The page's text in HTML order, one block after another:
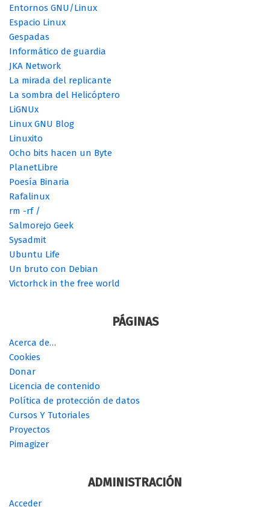
Entornos GNU/Linux
Espacio Linux
Gespadas
Informático de guardia
JKA Network
La mirada del replicante
La sombra del Helicóptero
LiGNUx
Linux GNU Blog
Linuxito
Ocho bits hacen un Byte
PlanetLibre
Poesía Binaria
Rafalinux
rm -rf /
Salmorejo Geek
Sysadmit
Ubuntu Life
Un bruto con Debian
Victorhck in the free world
PÁGINAS
Acerca de…
Cookies
Donar
Licencia de contenido
Política de protección de datos
Cursos Y Tutoriales
Proyectos
Pimagizer
ADMINISTRACIÓN
Acceder